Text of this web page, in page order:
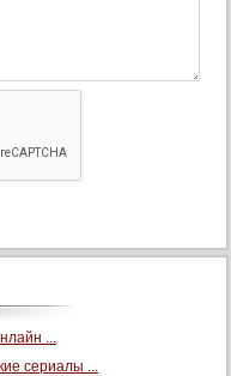
...
сериалы ...